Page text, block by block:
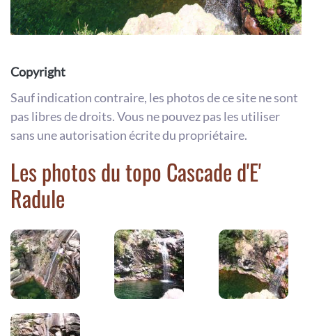
Copyright
Sauf indication contraire, les photos de ce site ne sont
pas libres de droits. Vous ne pouvez pas les utiliser
sans une autorisation écrite du propriétaire.
Les photos du topo Cascade d'E'
Radule